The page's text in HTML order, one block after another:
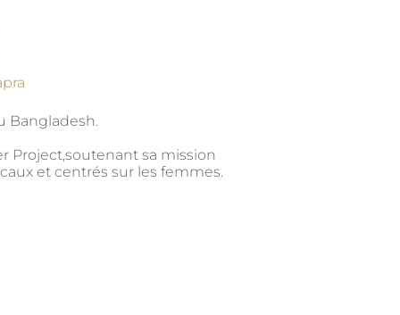
Bangladesh.
Project,soutenant sa mission
et centrés sur les femmes.